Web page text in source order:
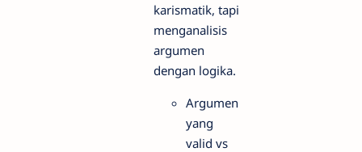
karismatik, tapi
menganalisis
argumen
dengan logika.
Argumen
yang
valid vs